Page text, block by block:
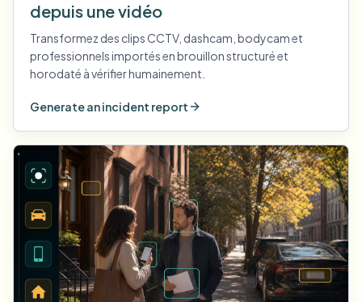
depuis une vidéo
Transformez des clips CCTV, dashcam, bodycam et
professionnels importés en brouillon structuré et
horodaté à vérifier humainement.
Generate an incident report